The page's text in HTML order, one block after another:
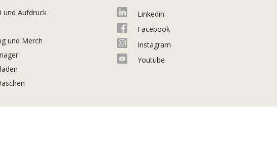
und Aufdruck
und Merch
Linkedin
Facebook
Instagram
Youtube